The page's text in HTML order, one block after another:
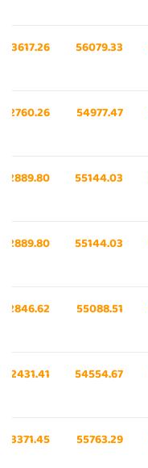
56079.33
43617.26
54977.47
42760.26
55144.03
42889.80
55144.03
42889.80
55088.51
42846.62
54554.67
42431.41
55763.29
43371.45